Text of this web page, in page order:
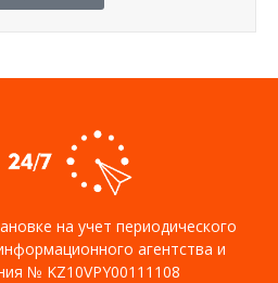
на учет периодического
агентства и
№ KZ10VPY00111108